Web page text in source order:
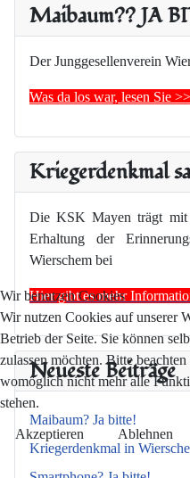
Maibaum?? JA
Der Junggesellenverein
Was da los war, lesen Sie
Kriegerdenkmal
Die KSK Mayen trägt mit
Erhaltung der
Wierschem bei
Hier gibt es mehr
Neueste Beiträge
Maibaum? Ja bitte!
Kriegerdenkmal in
Wir benutzen Cookies
Wir nutzen Cookies auf unserer
Betrieb der Seite. Sie können
zulassen möchten. Bitte
womöglich nicht mehr alle
stehen.
Akzeptieren Ablehnen